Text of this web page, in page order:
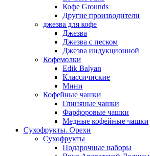
Кофе Grounds
Другие производители
джезва для кофе
Джезва
Джезва с песком
Джезва индукционной
Кофемолки
Edik Balyan
Классичиские
Мини
Кофейные чашки
Глиняные чашки
Фарфоровые чашки
Медные кофейные чашки
Сухофрукты. Орехи
Сухофрукты
Подарочные наборы